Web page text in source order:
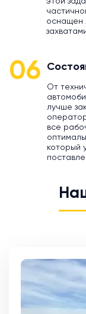
оснащен
06
От
лучше
все
который